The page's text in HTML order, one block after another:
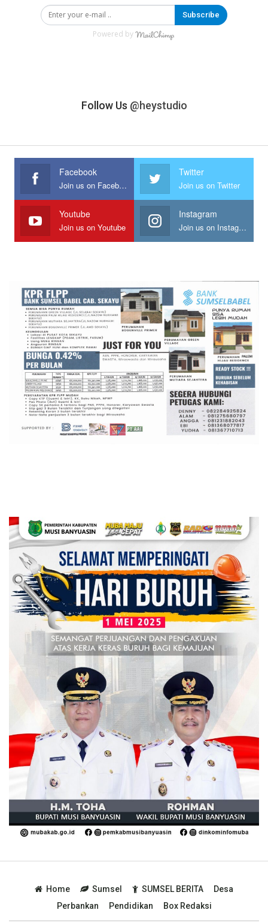
Subscribe
Powered by
Follow Us @heystudio
Facebook
Join us on Facebook
Twitter
Join us on Twitter
Youtube
Join us on Youtube
Instagram
Join us on Instagram
Home Sumsel SUMSEL BERITA
Desa
Perbankan
Pendidikan Box Redaksi